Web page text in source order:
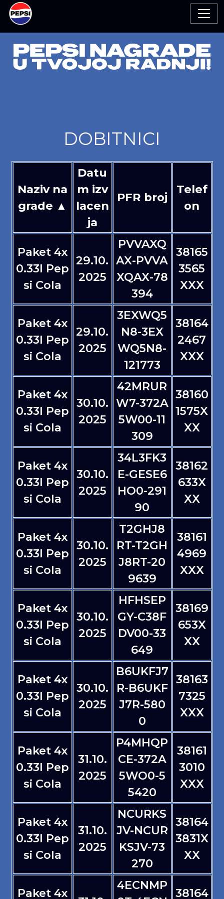
DOBITNICI
Naziv na
grade ▲
Datu
m izv
lacen
ja
PFR broj
Telef
on
Paket 4x
0.33l Pep
si Cola
29.10.
2025
PVVAXQ
AX-PVVA
XQAX-78
394
38165
3565
XXX
Paket 4x
0.33l Pep
si Cola
29.10.
2025
3EXWQ5
N8-3EX
WQ5N8-
121773
38164
2467
XXX
Paket 4x
0.33l Pep
si Cola
30.10.
2025
42MRUR
W7-372A
5W00-11
309
38160
1575X
XX
Paket 4x
0.33l Pep
si Cola
30.10.
2025
34L3FK3
E-GESE6
HO0-291
90
38162
633X
XX
Paket 4x
0.33l Pep
si Cola
30.10.
2025
T2GHJ8
RT-T2GH
J8RT-20
9639
38161
4969
XXX
Paket 4x
0.33l Pep
si Cola
30.10.
2025
HFHSEP
GY-C38F
DV00-33
649
38169
653X
XX
Paket 4x
0.33l Pep
si Cola
30.10.
2025
B6UKFJ7
R-B6UKF
J7R-580
0
38163
7325
XXX
Paket 4x
0.33l Pep
si Cola
31.10.
2025
P4MHQP
CE-372A
5WO0-5
5420
38161
3010
XXX
Paket 4x
0.33l Pep
si Cola
31.10.
2025
NCURKS
JV-NCUR
KSJV-73
270
38164
3831X
XX
Paket 4x
4ECNMP
38164